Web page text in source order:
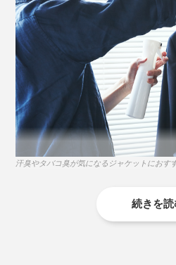
『CELSION』の主成分は、
化合物・プラチナナノコロイ
汗臭やタバコ臭が気になるジャケットにおす
続きを読